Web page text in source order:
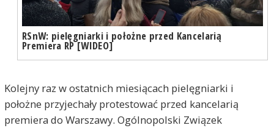
RSnW: pielęgniarki i położne przed Kancelarią
Premiera RP [WIDEO]
Kolejny raz w ostatnich miesiącach pielęgniarki i
położne przyjechały protestować przed kancelarią
premiera do Warszawy. Ogólnopolski Związek